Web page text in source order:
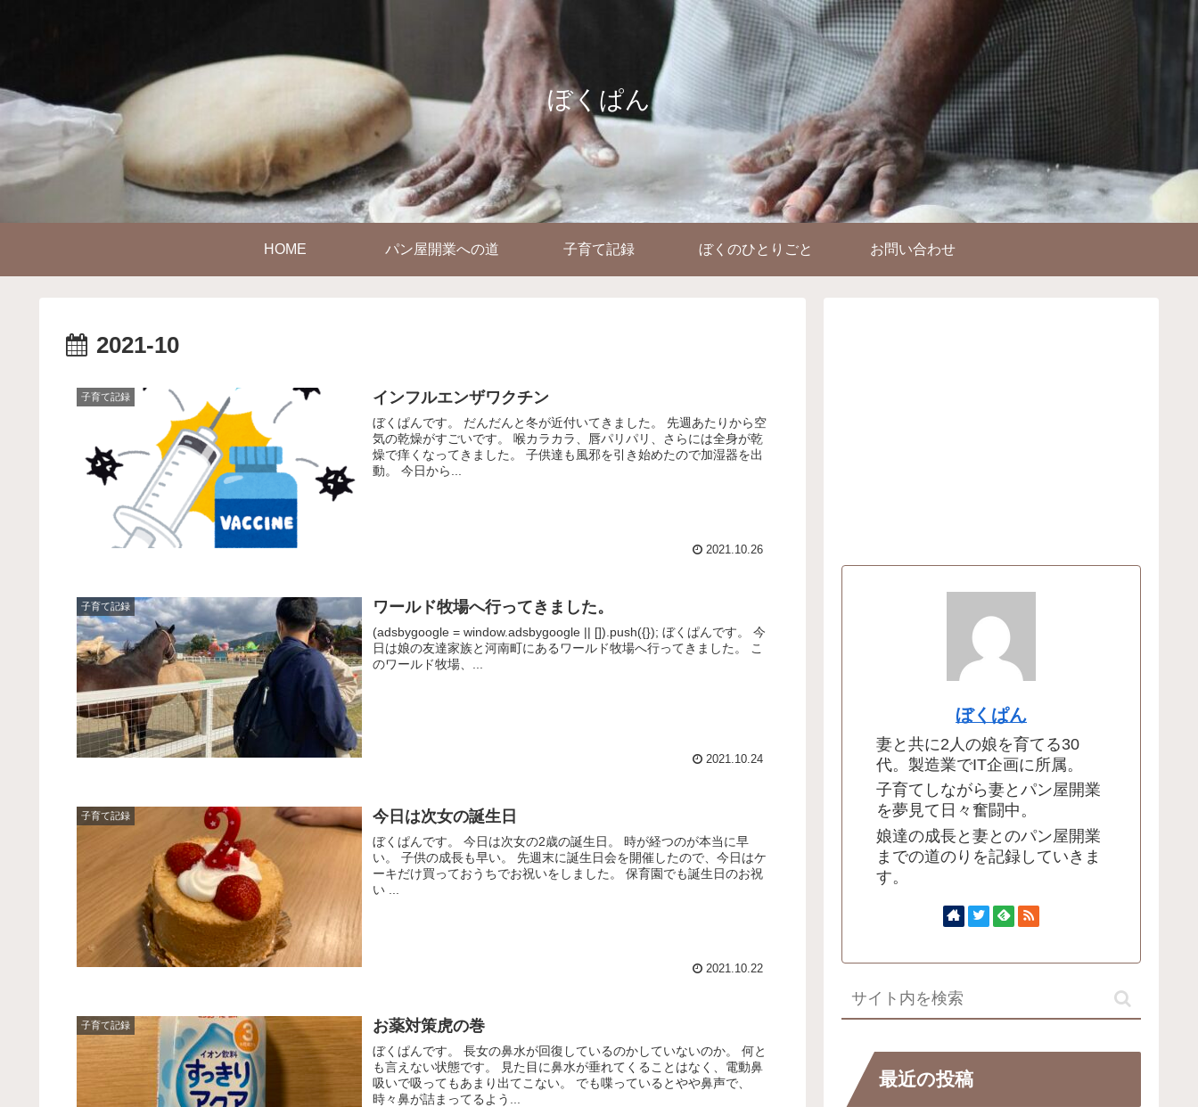
ぼくぱん
HOME パン屋開業への道 子育て記録 ぼくのひとりごと お問い合わせ
2021-10
子育て記録 インフルエンザワクチン
ぼくぱんです。 だんだんと冬が近付いてきました。 先週あたりから空
気の乾燥がすごいです。 喉カラカラ、唇パリパリ、さらには全身が乾
燥で痒くなってきました。 子供達も風邪を引き始めたので加湿器を出
動。 今日から...
2021.10.26
子育て記録 ワールド牧場へ行ってきました。
(adsbygoogle = window.adsbygoogle || []).push({}); ぼくぱんです。 今
日は娘の友達家族と河南町にあるワールド牧場へ行ってきました。 こ
のワールド牧場、...
2021.10.24
子育て記録 今日は次女の誕生日
ぼくぱんです。 今日は次女の2歳の誕生日。 時が経つのが本当に早
い。 子供の成長も早い。 先週末に誕生日会を開催したので、今日はケ
ーキだけ買っておうちでお祝いをしました。 保育園でも誕生日のお祝
い ...
2021.10.22
子育て記録 お薬対策虎の巻
ぼくぱんです。 長女の鼻水が回復しているのかしていないのか。 何と
も言えない状態です。 見た目に鼻水が垂れてくることはなく、電動鼻
吸いで吸ってもあまり出てこない。 でも喋っているとやや鼻声で、
時々鼻が詰まってるよう...
ぼくぱん
妻と共に2人の娘を育てる30
代。製造業でIT企画に所属。
子育てしながら妻とパン屋開業
を夢見て日々奮闘中。
娘達の成長と妻とのパン屋開業
までの道のりを記録していきま
す。
最近の投稿